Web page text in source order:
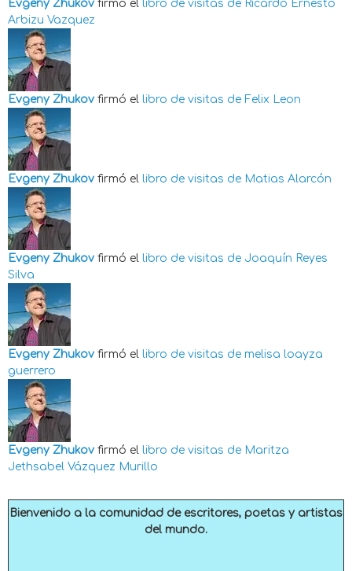
Evgeny Zhukov firmó el libro de visitas de Ricardo Ernesto
Arbizu Vazquez
Evgeny Zhukov firmó el libro de visitas de Felix Leon
Evgeny Zhukov firmó el libro de visitas de Matias Alarcón
Evgeny Zhukov firmó el libro de visitas de Joaquín Reyes
Silva
Evgeny Zhukov firmó el libro de visitas de melisa loayza
guerrero
Evgeny Zhukov firmó el libro de visitas de Maritza
Jethsabel Vázquez Murillo
Bienvenido a la comunidad de escritores, poetas y artistas
del mundo.